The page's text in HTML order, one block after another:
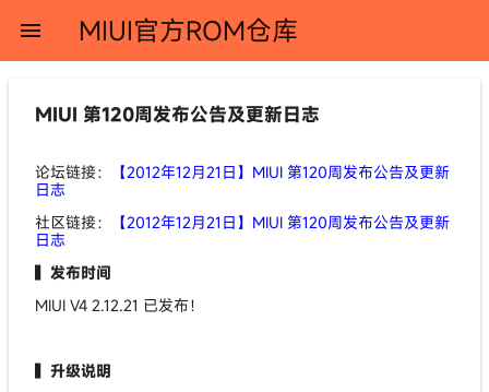
menu MIUI官方ROM仓库
MIUI 第120周发布公告及更新日志
论坛链接：
【2012年12月21日】MIUI 第120周发布公告及更新
日志
社区链接：
【2012年12月21日】MIUI 第120周发布公告及更新
日志
▍发布时间
MIUI V4 2.12.21 已发布！
▍升级说明